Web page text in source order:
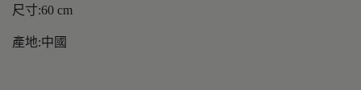
尺寸:60 cm
產地:中國